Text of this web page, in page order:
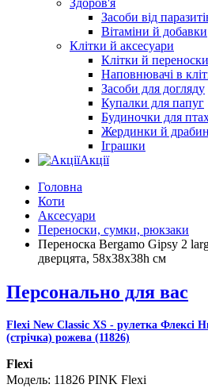
Здоров'я
Засоби від
Вітаміни й добавки
Клітки й аксесуари
Клітки й
Наповнювачі в
Засоби для догляду
Купалки для папуг
Будиночки для
Жердинки й
Іграшки
Акції
Головна
Коти
Аксесуари
Переноски, сумки, рюкзаки
Переноска Bergamo Gipsy 2
дверцята, 58х38х38h см
Персонально для вас
Flexi New Classic XS - рулетка Флексі
(стрічка) рожева (11826)
Flexi
11826 PINK Flexi